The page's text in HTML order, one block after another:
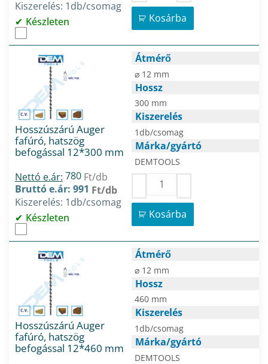
Kiszerelés: 1db/csomag
Készleten
Kosárba
Hosszúszárú Auger
fafúró, hatszög
befogással 12*300 mm
Nettó e.ár: 780 Ft/db
Bruttó e.ár: 991 Ft/db
Kiszerelés: 1db/csomag
Készleten
Átmérő
⌀ 12 mm
Hossz
300 mm
Kiszerelés
1db/csomag
Márka/gyártó
DEMTOOLS
Kosárba
Hosszúszárú Auger
fafúró, hatszög
befogással 12*460 mm
Átmérő
⌀ 12 mm
Hossz
460 mm
Kiszerelés
1db/csomag
Márka/gyártó
DEMTOOLS